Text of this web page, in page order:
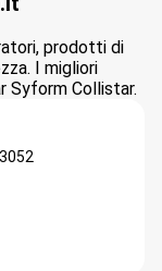
prodotti di
I migliori
Syform Collistar.